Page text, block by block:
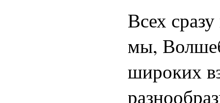
Всех
мы,
широких